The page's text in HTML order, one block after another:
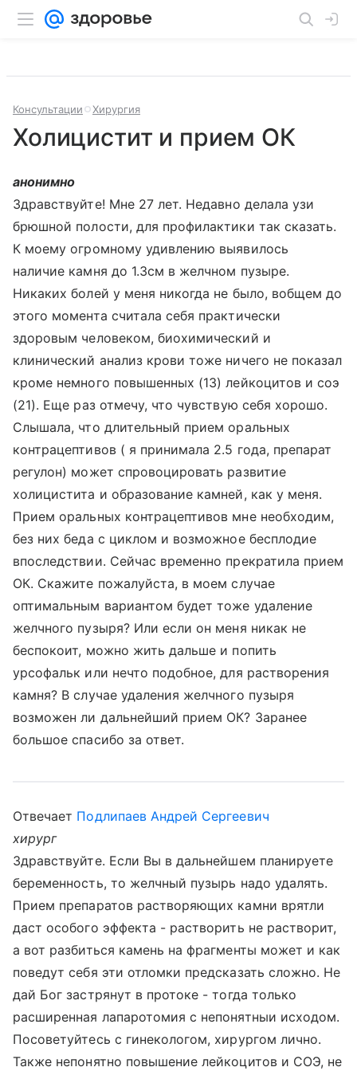
Консультации Хирургия
Холицистит и прием ОК
анонимно
Здравствуйте! Мне 27 лет. Недавно делала узи
брюшной полости, для профилактики так сказать.
К моему огромному удивлению выявилось
наличие камня до 1.3см в желчном пузыре.
Никаких болей у меня никогда не было, вобщем до
этого момента считала себя практически
здоровым человеком, биохимический и
клинический анализ крови тоже ничего не показал
кроме немного повышенных (13) лейкоцитов и соэ
(21). Еще раз отмечу, что чувствую себя хорошо.
Слышала, что длительный прием оральных
контрацептивов ( я принимала 2.5 года, препарат
регулон) может спровоцировать развитие
холицистита и образование камней, как у меня.
Прием оральных контрацептивов мне необходим,
без них беда с циклом и возможное бесплодие
впоследствии. Сейчас временно прекратила прием
ОК. Скажите пожалуйста, в моем случае
оптимальным вариантом будет тоже удаление
желчного пузыря? Или если он меня никак не
беспокоит, можно жить дальше и попить
урсофальк или нечто подобное, для растворения
камня? В случае удаления желчного пузыря
возможен ли дальнейший прием ОК? Заранее
большое спасибо за ответ.
Отвечает Подлипаев Андрей Сергеевич
хирург
Здравствуйте. Если Вы в дальнейшем планируете
беременность, то желчный пузырь надо удалять.
Прием препаратов растворяющих камни врятли
даст особого эффекта - растворить не растворит,
а вот разбиться камень на фрагменты может и как
поведут себя эти отломки предсказать сложно. Не
дай Бог застрянут в протоке - тогда только
расширенная лапаротомия с непонятныи исходом.
Посоветуйтесь с гинекологом, хирургом лично.
Также непонятно повышение лейкоцитов и СОЭ, не